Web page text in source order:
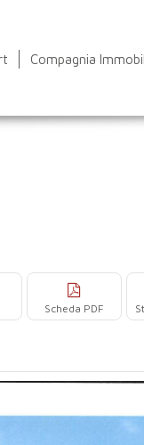
Compagnia
Scheda PDF